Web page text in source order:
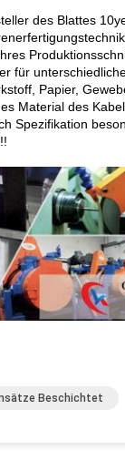
des Blattes
für
Papier,
Material des
Spezifikation
Beschichtet